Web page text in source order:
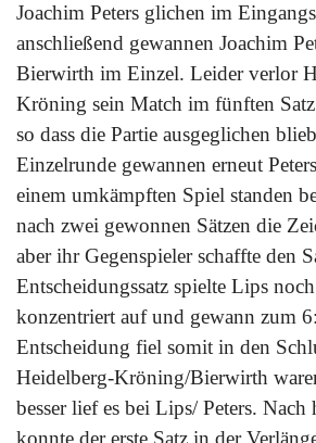
Joachim Peters glichen im
anschließend gewannen Joachim
Bierwirth im Einzel. Leider verlor
Kröning sein Match im fünften
so dass die Partie ausgeglichen
Einzelrunde gewannen erneut
einem umkämpften Spiel standen
nach zwei gewonnen Sätzen die
aber ihr Gegenspieler schaffte den
Entscheidungssatz spielte Lips
konzentriert auf und gewann zum
Entscheidung fiel somit in den
Heidelberg-Kröning/Bierwirth
besser lief es bei Lips/ Peters. Nach
konnte der erste Satz in der